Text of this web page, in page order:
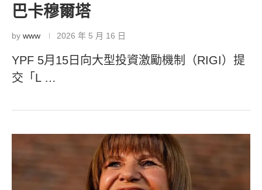
巴卡穆爾塔
by www 2026 年 5 月 16 日
YPF 5月15日向大型投資激勵機制（RIGI）提
交「L …